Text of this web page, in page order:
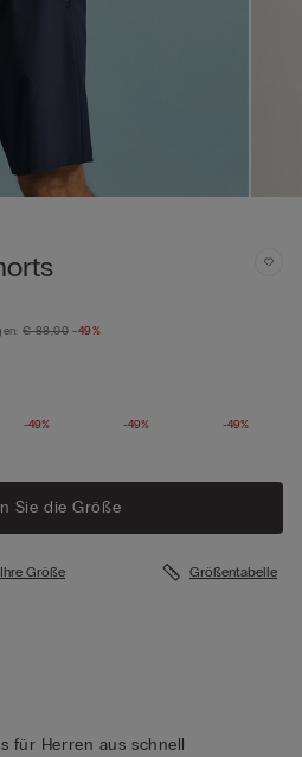
€ 88,00 -49%
-49% -49% -49%
Sie die Größe
Größe Größentabelle
für Herren aus schnell